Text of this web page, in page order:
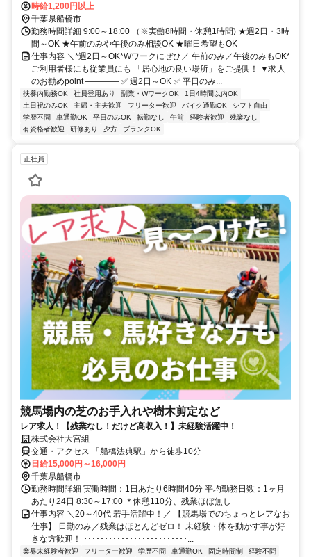
時給1,200円以上
千葉県船橋市
勤務時間詳細 9:00～18:00 （※実働8時間・休憩1時間) ★週2日・3時
間～OK ★午前のみや午後のみ相談OK ★曜日希望もOK
仕事内容 ＼*週2日～OK*Wワークにぜひ／ 午前のみ／午後のみもOK*
ご利用者様にも従業員にも 「居心地の良い場所」をご提供！ ▼求人
のお勧めpoint ―――― ✅ 週2日～OK ✅ 平日のみ...
扶養内勤務OK 社員登用あり 副業・WワークOK
1日4時間以内OK
土日祝のみOK
主婦・主夫歓迎 フリーター歓迎 バイク通勤OK
シフト自由
学歴不問
車通勤OK 平日のみOK 転勤なし 午前 経験者歓迎
残業なし
有資格者歓迎
研修あり 夕方 ブランクOK
正社員
競馬場内の芝のお手入れや樹木剪定など
レア求人！【残業なし！だけど高収入！】未経験活躍中！
株式会社大宮組
交通・アクセス 「船橋法典駅」から徒歩10分
日給15,000円～16,000円
千葉県船橋市
勤務時間詳細 実働時間：1日あたり6時間40分 平均勤務日数：1ヶ月
あたり24日 8:30～17:00 ＊休憩110分、残業ほぼ無し
仕事内容 ＼20～40代 若手活躍中！／ 【競馬場でのちょっとレアなお
仕事】 日勤のみ／残業はほとんどゼロ！ 未経験・体を動かす事が好
きな方歓迎！ ･････････････････････････...
業界未経験者歓迎 フリーター歓迎 学歴不問 車通勤OK 固定時間制 経験不問